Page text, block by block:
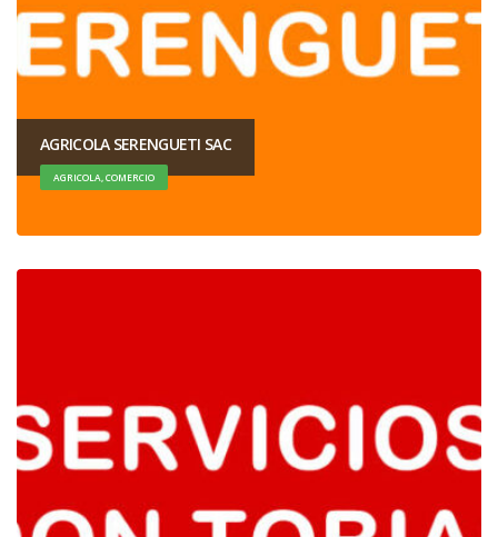
AGRICOLA SERENGUETI SAC
AGRICOLA, COMERCIO